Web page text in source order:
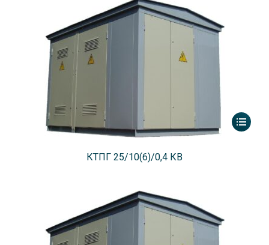
КТПГ 25/10(6)/0,4 КВ